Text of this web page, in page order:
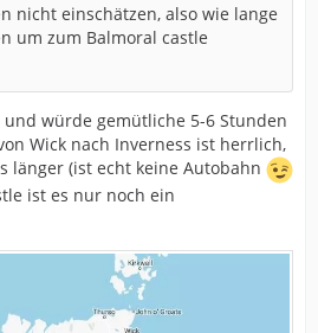
nicht einschätzen, also wie lange
um zum Balmoral castle
würde gemütliche 5-6 Stunden
Wick nach Inverness ist herrlich,
länger (ist echt keine Autobahn
ist es nur noch ein